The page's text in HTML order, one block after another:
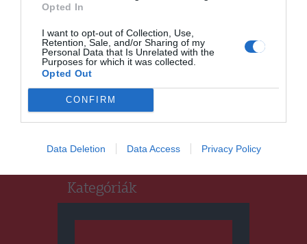
Opted In
I want to opt-out of Collection, Use,
Retention, Sale, and/or Sharing of my
Personal Data that Is Unrelated with the
Purposes for which it was collected.
Opted Out
CONFIRM
Data Deletion Data Access Privacy Policy
Keresés
Keresés:
Kategóriák